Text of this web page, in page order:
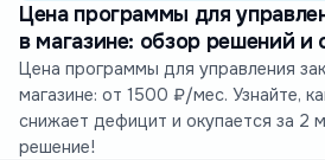
Цена программы для
в магазине: обзор решений и
Цена программы для управления
магазине: от 1500 ₽/мес. Узнайте,
снижает дефицит и окупается за 2
решение!